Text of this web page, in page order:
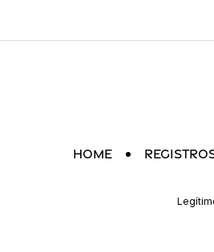
Home